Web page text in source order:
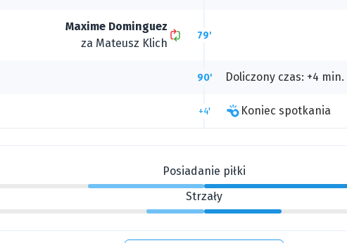
Maxime Dominguez
za Mateusz Klich
79'
90' Doliczony czas: +4 min.
+4' Koniec spotkania
Posiadanie piłki
Strzały